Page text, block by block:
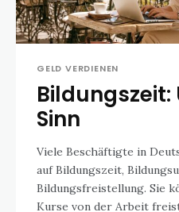
GELD VERDIENEN
Sinn
Viele Beschäftigte in
auf Bildungszeit,
Bildungsfreistellung. Sie
Kurse von der Arbeit